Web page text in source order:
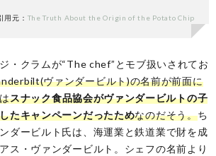
用元： The Truth About the Origin of the Potato Chip
・クラムが“The chef”とモブ扱いされてお
ヴァンダービルト)の名前が前面に
スナック食品協会がヴァンダービルトの子
たキャンペーンだったためなのだそう。ち
ダービルト氏は、海運業と鉄道業で財を成
ス・ヴァンダービルト。シェフの名前より